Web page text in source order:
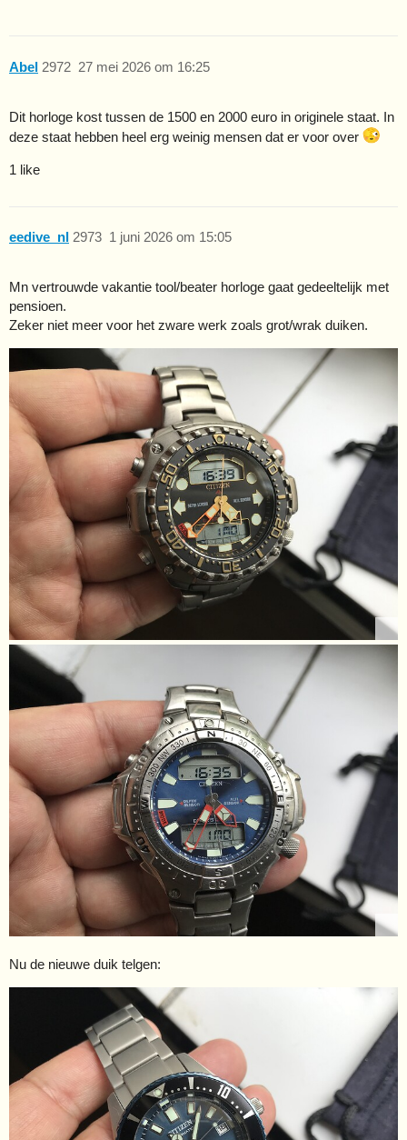
Abel 27 mei 2026 om 16:25
2972
Dit horloge kost tussen de 1500 en 2000 euro in originele staat. In
deze staat hebben heel erg weinig mensen dat er voor over
1 like
eedive_nl 1 juni 2026 om 15:05
2973
Mn vertrouwde vakantie tool/beater horloge gaat gedeeltelijk met
pensioen.
Zeker niet meer voor het zware werk zoals grot/wrak duiken.
Nu de nieuwe duik telgen: